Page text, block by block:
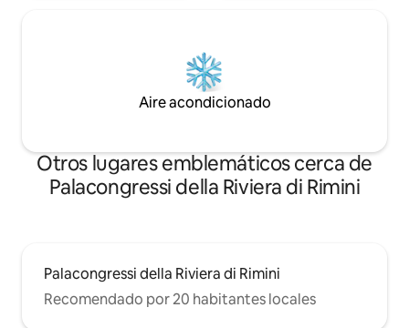
Aire acondicionado
Otros lugares emblemáticos cerca de
Palacongressi della Riviera di Rimini
Palacongressi della Riviera di Rimini
Recomendado por 20 habitantes locales